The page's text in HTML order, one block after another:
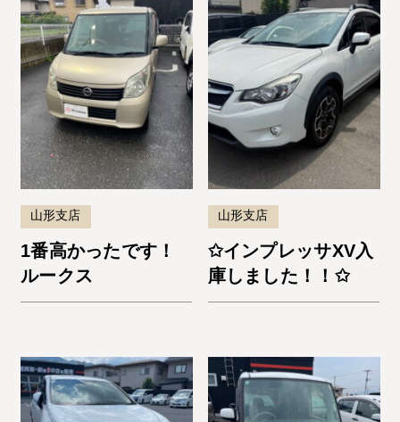
山形支店
1番高かったです！
ルークス
山形支店
✩インプレッサXV入
庫しました！！✩